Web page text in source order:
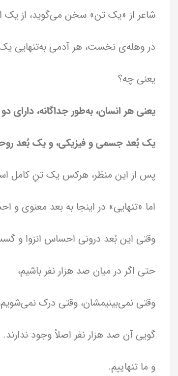
شاعر از «یک تن» سخن می‌گوید، از یک
در وهله‌ی نخست، هر آدمی به‌تنهایی
یعنی چه؟
یعنی هر انسان، به‌طور جداگانه، دارای
یک بُعد جسمی و فیزیکی، و یک بُعد
پس از این منظر، هرکس یک تنِ کامل
اما «تنهایی» در اینجا به بعد معنوی و
وقتی این بُعد درونی احساس انزوا و
حتی اگر در میان صد هزار نفر باشیم،
وقتی نمی‌بینیمشان، وقتی درک
گویی آن صد هزار نفر اصلاً وجود ندارند.
و ما تنهاییم.